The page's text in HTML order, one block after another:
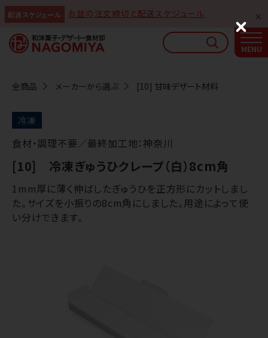
配送スケジュール お盆の注文締切と配送スケジュール
全商品 メーカーから選ぶ [10] 甘味デザート材料
冷凍
食材・調理不要／最終加工地：神奈川
[10] 冷凍ぎゅうひクレープ（白）8cm角
1mm厚に薄く伸ばしたぎゅうひを正方形にカットしまし
た。サイズを小振りの8cm角にしました。用途によって使
い分けできます。
なごみやAIガイド
AIがなごみやの使い方をお答えします
C
l
o